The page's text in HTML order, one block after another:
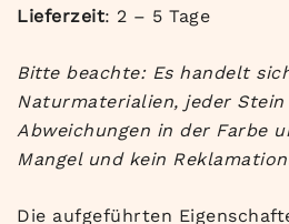
Lieferzeit: 2 – 5 Tage
Bitte beachte: Es handelt
Naturmaterialien, jeder
Abweichungen in der Farbe
Mangel und kein
Die aufgeführten